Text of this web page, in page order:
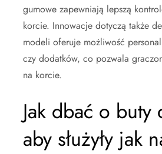
gumowe zapewniają lepszą
korcie. Innowacje dotyczą także
modeli oferuje możliwość
czy dodatków, co pozwala
na korcie.
Jak dbać o buty
aby służyły jak